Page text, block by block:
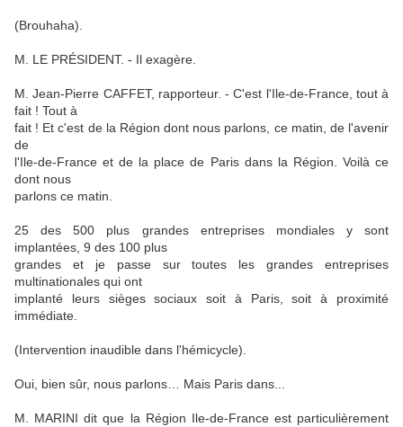
(Brouhaha).
M. LE PRÉSIDENT. - Il exagère.
M. Jean-Pierre CAFFET, rapporteur. - C'est l'Ile-de-France, tout à
fait ! Tout à
fait ! Et c'est de la Région dont nous parlons, ce matin, de l'avenir
de
l'Ile-de-France et de la place de Paris dans la Région. Voilà ce
dont nous
parlons ce matin.
25 des 500 plus grandes entreprises mondiales y sont
implantées, 9 des 100 plus
grandes et je passe sur toutes les grandes entreprises
multinationales qui ont
implanté leurs sièges sociaux soit à Paris, soit à proximité
immédiate.
(Intervention inaudible dans l'hémicycle).
Oui, bien sûr, nous parlons… Mais Paris dans...
M. MARINI dit que la Région Ile-de-France est particulièrement